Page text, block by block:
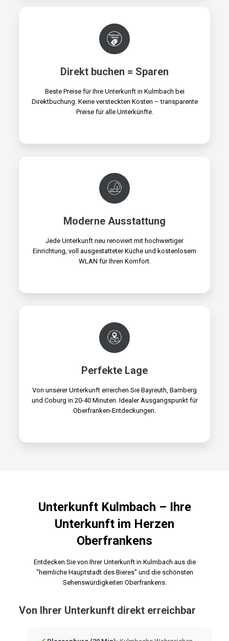
Direkt buchen = Sparen
Beste Preise für Ihre Unterkunft in Kulmbach bei
Direktbuchung. Keine versteckten Kosten – transparente
Preise für alle Unterkünfte.
Moderne Ausstattung
Jede Unterkunft neu renoviert mit hochwertiger
Einrichtung, voll ausgestatteter Küche und kostenlosem
WLAN für Ihren Komfort.
Perfekte Lage
Von unserer Unterkunft erreichen Sie Bayreuth, Bamberg
und Coburg in 20-40 Minuten. Idealer Ausgangspunkt für
Oberfranken-Entdeckungen.
Unterkunft Kulmbach – Ihre
Unterkunft im Herzen
Oberfrankens
Entdecken Sie von Ihrer Unterkunft in Kulmbach aus die
"heimliche Hauptstadt des Bieres" und die schönsten
Sehenswürdigkeiten Oberfrankens.
Von Ihrer Unterkunft direkt erreichbar